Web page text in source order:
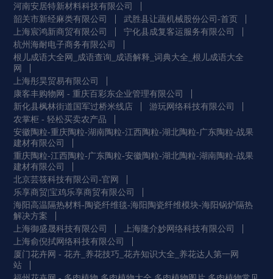
河南安居特新材料科技有限公司
韶关市新经麻类有限公司
武胜县让蔬机械股份公司-首页
上海宸鸿新商贸有限公司
宁化县成复客运服务有限公司
杭州海耐电子商务有限公司
根儿成语大全网_成语查询_成语解释_词典大全_根儿成语大全
网
上海彤昊贸易有限公司
康客丰购物网 - 重庆百彩东企业管理有限公司
新化县枫林街道国军过桥米线店
游 玩 网 络 科 技 有 限 公 司
农掌柜 - 轻松买卖农产品
安徽陶粒-重庆陶粒-湖南陶粒-江西陶粒-湖北陶粒-广东陶粒-战果
建材有限公司
重庆陶粒-江西陶粒-广东陶粒-安徽陶粒-湖北陶粒-湖南陶粒-战果
建材有限公司
北京芸筱科技有限公司-官网
乐享商贸|宝鸡乐享商贸有限公司
海阳高温隔热材料-陶瓷纤维毯-海阳陶瓷纤维模块-海阳锅炉隔热
解决方案
上海御盛晟科技有限公司
上海隆介妙网络科技有限公司
上海俞倪拭网络科技有限公司
厦门花卉网 - 花卉_养花技巧_花卉知识大全_养花达人第一网
站